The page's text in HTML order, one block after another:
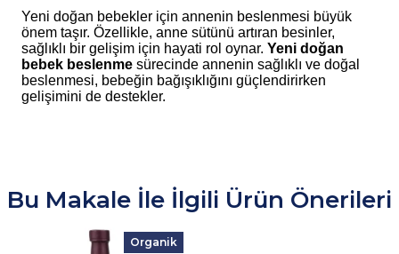
Yeni doğan bebekler için annenin beslenmesi büyük
önem taşır. Özellikle, anne sütünü artıran besinler,
sağlıklı bir gelişim için hayati rol oynar. Yeni doğan
bebek beslenme sürecinde annenin sağlıklı ve doğal
beslenmesi, bebeğin bağışıklığını güçlendirirken
gelişimini de destekler.
Bu Makale İle İlgili Ürün Önerileri
Organik